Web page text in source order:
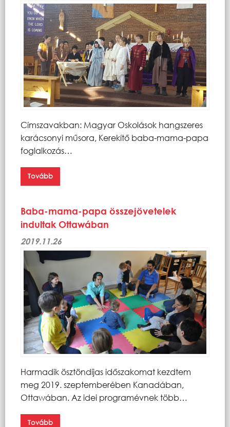
Címszavakban: Magyar Oskolások hangszeres
karácsonyi műsora, Kerekítő baba-mama-papa
foglalkozás…
Tovább
Baba-mama-papa összejövetelek
indultak Ottawában
2019.11.26
Harmadik ösztöndíjas időszakomat kezdtem
meg 2019. szeptemberében Kanadában,
Ottawában. Az idei programévnek több…
Tovább